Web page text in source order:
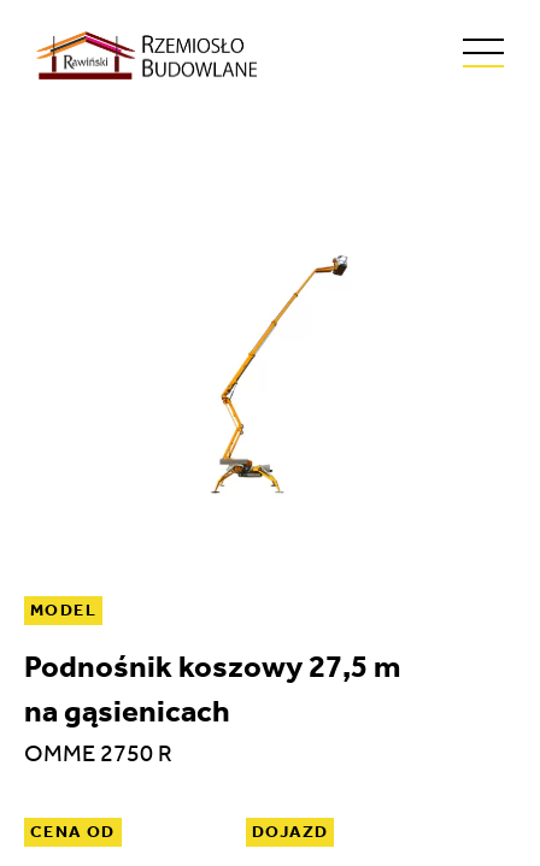
MODEL
Podnośnik koszowy 27,5 m
na gąsienicach
OMME 2750 R
CENA OD DOJAZD